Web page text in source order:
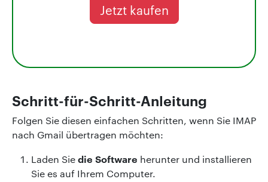
Jetzt kaufen
Schritt-für-Schritt-Anleitung
Folgen Sie diesen einfachen Schritten, wenn Sie IMAP
nach Gmail übertragen möchten:
Laden Siedie Software herunter und installieren
Sie es auf Ihrem Computer.